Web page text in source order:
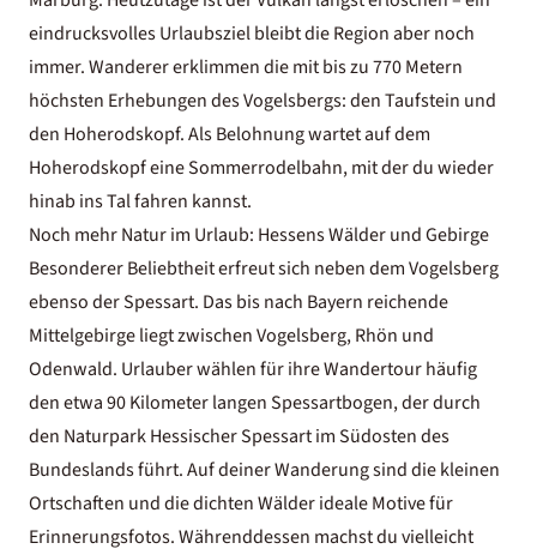
eindrucksvolles Urlaubsziel bleibt die Region aber noch
immer. Wanderer erklimmen die mit bis zu 770 Metern
höchsten Erhebungen des Vogelsbergs: den Taufstein und
den Hoherodskopf. Als Belohnung wartet auf dem
Hoherodskopf eine Sommerrodelbahn, mit der du wieder
hinab ins Tal fahren kannst.
Noch mehr Natur im Urlaub: Hessens Wälder und Gebirge
Besonderer Beliebtheit erfreut sich neben dem Vogelsberg
ebenso der Spessart. Das bis nach Bayern reichende
Mittelgebirge liegt zwischen Vogelsberg, Rhön und
Odenwald. Urlauber wählen für ihre Wandertour häufig
den etwa 90 Kilometer langen Spessartbogen, der durch
den Naturpark Hessischer Spessart im Südosten des
Bundeslands führt. Auf deiner Wanderung sind die kleinen
Ortschaften und die dichten Wälder ideale Motive für
Erinnerungsfotos. Währenddessen machst du vielleicht